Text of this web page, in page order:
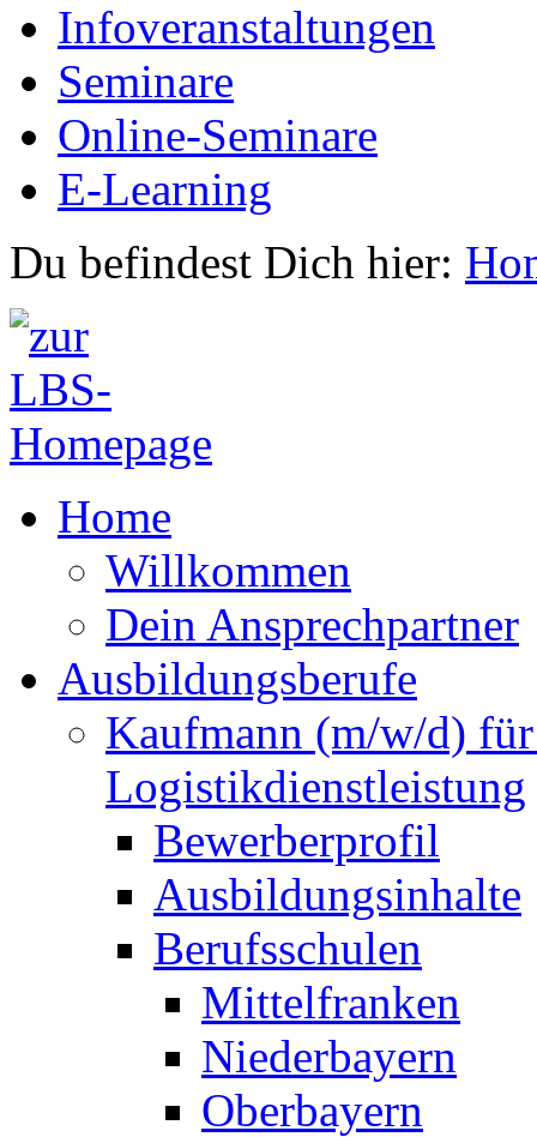
Infoveranstaltungen
Seminare
Online-Seminare
E-Learning
Du befindest Dich hier:
Home
Willkommen
Dein Ansprechpartner
Ausbildungsberufe
Kaufmann (m/w/d)
Logistikdienstleistung
Bewerberprofil
Ausbildungsinhalte
Berufsschulen
Mittelfranken
Niederbayern
Oberbayern